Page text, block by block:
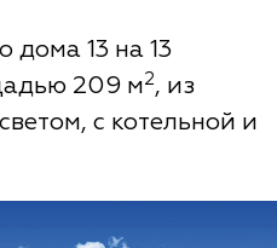
дома 13 на 13
209 м2, из
с котельной и